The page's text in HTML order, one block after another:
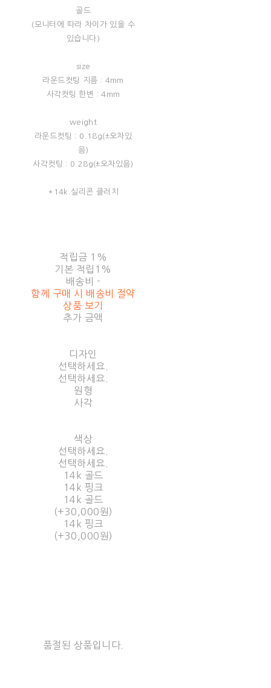
골드
(모니터에 따라 차이가 있을 수
있습니다)
size
라운드컷팅 지름 : 4mm
사각컷팅 한변 : 4mm
weight
라운드컷팅 : 0.18g(±오차있
음)
사각컷팅 : 0.28g(±오차있음)
*14k 실리콘 클러치
적립금 1%
기본 적립 1%
배송비 -
함께 구매 시 배송비 절약
상품 보기
추가 금액
디자인
선택하세요.
선택하세요.
원형
사각
색상
선택하세요.
선택하세요.
14k 골드
14k 핑크
14k 골드
(+30,000원)
14k 핑크
(+30,000원)
품절된 상품입니다.